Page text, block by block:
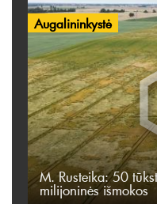
Augalininkystė
M. Rusteika: 50
milijoninės išmokos